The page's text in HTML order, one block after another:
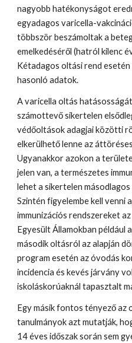
nagyobb hatékonyságot
egyadagos varicella-
többször beszámoltak a
emelkedéséről (hatról kilenc
Kétadagos oltási rend esetén
hasonló adatok.
A varicella oltás
számottevő sikertelen
védőoltások adagjai közötti
elkerülhető lenne az
Ugyanakkor azokon a
jelen van, a természetes
lehet a sikertelen
Szintén figyelembe kell venni
immunizációs rendszereket
Egyesült Államokban például
második oltásról az alapján
program esetén az óvodás
incidencia és kevés járvány
iskoláskorúaknál tapasztalt
Egy másik fontos tényező az
tanulmányok azt mutatják,
14 éves időszak során sem